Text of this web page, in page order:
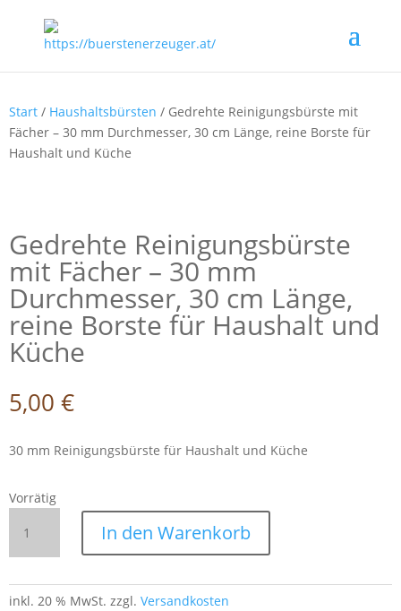
Start / Haushaltsbürsten / Gedrehte Reinigungsbürste mit
Fächer – 30 mm Durchmesser, 30 cm Länge, reine Borste für
Haushalt und Küche
Gedrehte Reinigungsbürste
mit Fächer – 30 mm
Durchmesser, 30 cm Länge,
reine Borste für Haushalt und
Küche
5,00 €
30 mm Reinigungsbürste für Haushalt und Küche
Vorrätig
Reinigungsbürste
mit
–
In den Warenkorb
inkl. 20 % MwSt. zzgl. Versandkosten